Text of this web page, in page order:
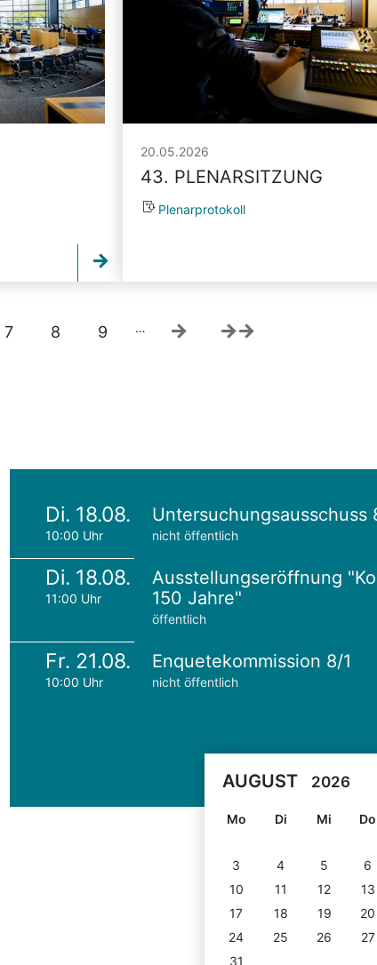
20.05.2026
43. PLENARSITZUNG
Plenarprotokoll
7 8 9 …
Di. 18.08.
10:00 Uhr
Untersuchungsausschuss
nicht öffentlich
Di. 18.08.
11:00 Uhr
Ausstellungseröffnung
150 Jahre"
öffentlich
Fr. 21.08.
10:00 Uhr
Enquetekommission 8/1
nicht öffentlich
AUGUST 2026
Mo Di Mi Do
3
4 5 6
10
11 12 13
17
18 19 20
24
25 26 27
31